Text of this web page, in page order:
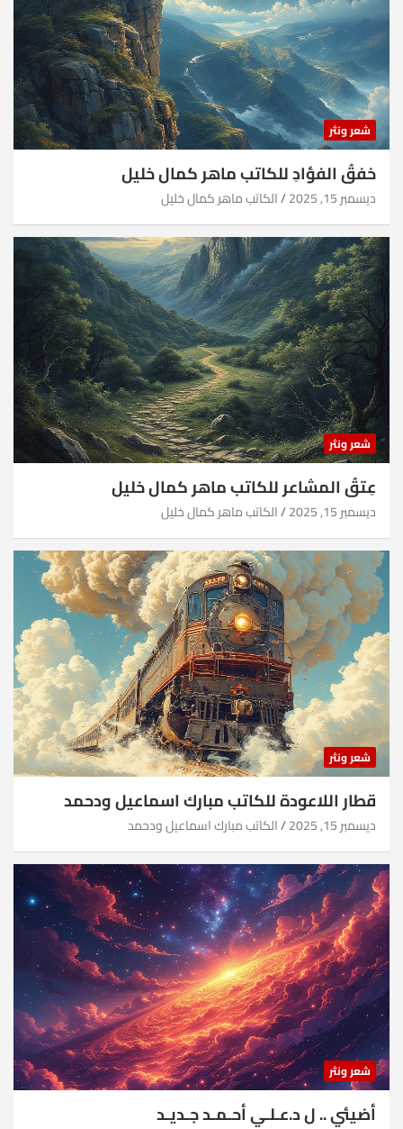
شعر ونثر
خفقُ الفؤادِ للكاتب ماهر كمال خليل
ديسمبر 15, 2025 الكاتب ماهر كمال خليل
شعر ونثر
عِتقُ المشاعر للكاتب ماهر كمال خليل
ديسمبر 15, 2025 الكاتب ماهر كمال خليل
شعر ونثر
قطار اللاعودة للكاتب مبارك اسماعيل ودحمد
ديسمبر 15, 2025 الكاتب مبارك اسماعيل ودحمد
شعر ونثر
أضيئي .. ل د.عـلـي أحـمـد جـديـد